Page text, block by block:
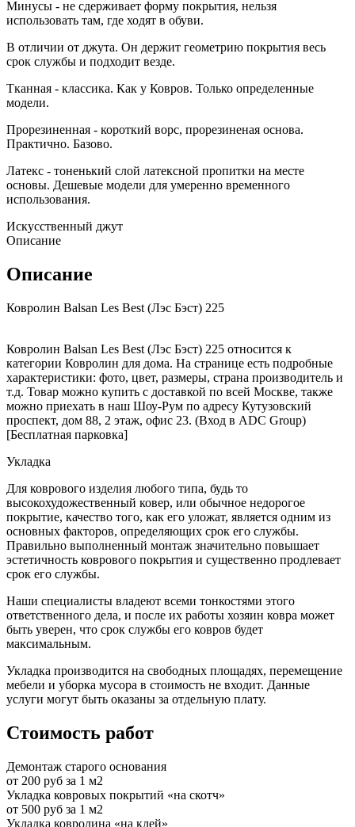
Минусы - не сдерживает форму покрытия, нельзя
использовать там, где ходят в обуви.
В отличии от джута. Он держит геометрию покрытия весь
срок службы и подходит везде.
Тканная - классика. Как у Ковров. Только определенные
модели.
Прорезиненная - короткий ворс, прорезиненая основа.
Практично. Базово.
Латекс - тоненький слой латексной пропитки на месте
основы. Дешевые модели для умеренно временного
использования.
Искусственный джут
Описание
Описание
Ковролин Balsan Les Best (Лэс Бэст) 225
Ковролин Balsan Les Best (Лэс Бэст) 225 относится к
категории Ковролин для дома. На странице есть подробные
характеристики: фото, цвет, размеры, страна производитель и
т.д. Товар можно купить с доставкой по всей Москве, также
можно приехать в наш Шоу-Рум по адресу Кутузовский
проспект, дом 88, 2 этаж, офис 23. (Вход в ADC Group)
[Бесплатная парковка]
Укладка
Для коврового изделия любого типа, будь то
высокохудожественный ковер, или обычное недорогое
покрытие, качество того, как его уложат, является одним из
основных факторов, определяющих срок его службы.
Правильно выполненный монтаж значительно повышает
эстетичность коврового покрытия и существенно продлевает
срок его службы.
Наши специалисты владеют всеми тонкостями этого
ответственного дела, и после их работы хозяин ковра может
быть уверен, что срок службы его ковров будет
максимальным.
Укладка производится на свободных площадях, перемещение
мебели и уборка мусора в стоимость не входит. Данные
услуги могут быть оказаны за отдельную плату.
Стоимость работ
Демонтаж старого основания
от 200 руб за 1 м2
Укладка ковровых покрытий «на скотч»
от 500 руб за 1 м2
Укладка ковролина «на клей»